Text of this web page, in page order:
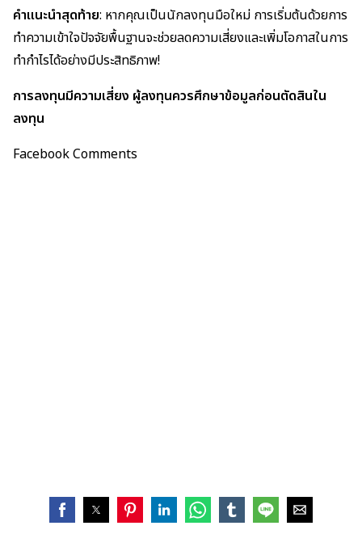
คำแนะนำสุดท้าย: หากคุณเป็นนักลงทุนมือใหม่ การเริ่มต้นด้วยการ
ทำความเข้าใจปัจจัยพื้นฐานจะช่วยลดความเสี่ยงและเพิ่มโอกาสในการ
ทำกำไรได้อย่างมีประสิทธิภาพ!
การลงทุนมีความเสี่ยง ผู้ลงทุนควรศึกษาข้อมูลก่อนตัดสินใน
ลงทุน
Facebook Comments